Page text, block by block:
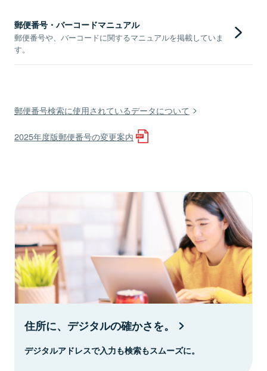
郵便番号・バーコードマニュアル
郵便番号や、バーコードに関するマニュアルを掲載していま
す。
郵便番号検索に使用されているデータについて
2025年度版郵便番号の変更案内
住所に、デジタルの確かさを。
デジタルアドレスで入力も検索もスムーズに。